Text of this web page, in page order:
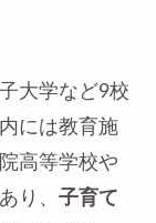
大学など9校
には教育施
高等学校や
り、 子育て